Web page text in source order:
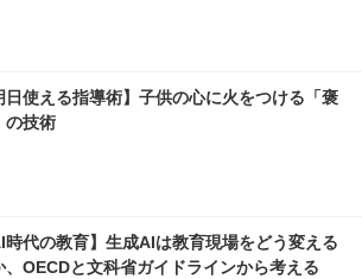
日使える指導術】子供の心に火をつける「褒
の技術
時代の教育】生成AIは教育現場をどう変える
、OECDと文科省ガイドラインから考える